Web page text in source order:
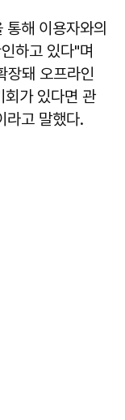
해 이용자와의
하고 있다"며
장돼 오프라인
회가 있다면 관
라고 말했다.